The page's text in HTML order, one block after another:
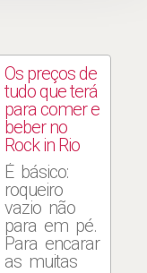
Os preços de
tudo que terá
para comer e
beber no
Rock in Rio
É básico:
roqueiro
vazio não
para em pé.
Para encarar
as muitas